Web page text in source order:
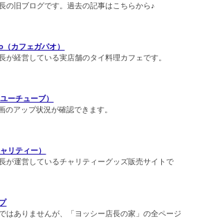
の旧ブログです。過去の記事はこちらから♪
カフェガパオ）
が経営している実店舗のタイ料理カフェです。
ーチューブ）
のアップ状況が確認できます。
リティー）
が運営しているチャリティーグッズ販売サイトで
はありませんが、「ヨッシー店長の家」の全ページ